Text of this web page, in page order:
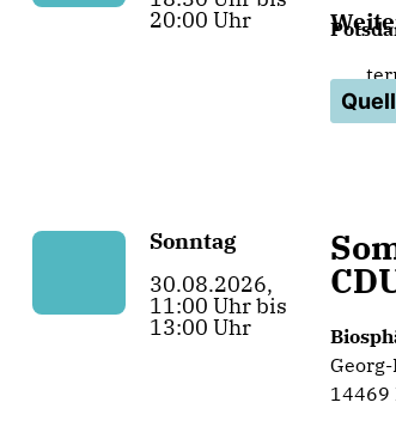
20:00 Uhr
Sonntag
30.08.2026,
11:00 Uhr bis
13:00 Uhr
14469